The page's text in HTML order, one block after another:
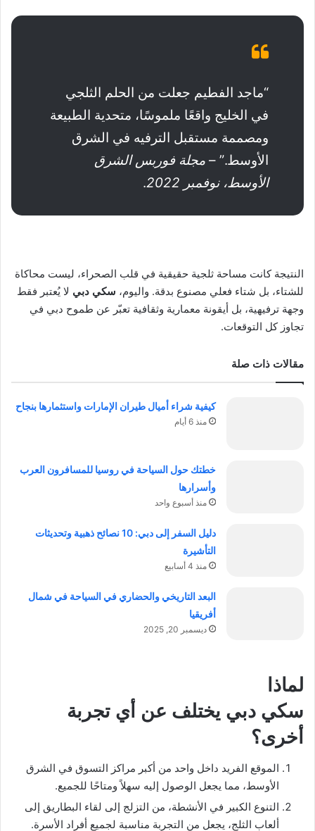
“ماجد الفطيم جعلت من الحلم الثلجي
في الخليج واقعًا ملموسًا، متحدية الطبيعة
ومصممة مستقبل الترفيه في الشرق
الأوسط.” – مجلة فوربس الشرق
الأوسط، نوفمبر 2022
.
النتيجة كانت مساحة ثلجية حقيقية في قلب الصحراء، ليست محاكاة
للشتاء، بل شتاء فعلي مصنوع بدقة. واليوم، سكي دبي لا يُعتبر فقط
وجهة ترفيهية، بل أيقونة معمارية وثقافية تعبّر عن طموح دبي في
تجاوز كل التوقعات.
مقالات ذات صلة
كيفية شراء أميال طيران الإمارات واستثمارها بنجاح
منذ 6 أيام
خطتك حول السياحة في روسيا للمسافرون العرب
وأسرارها
منذ أسبوع واحد
دليل السفر إلى دبي: 10 نصائح ذهبية وتحديثات
التأشيرة
منذ 4 أسابيع
البعد التاريخي والحضاري في السياحة في شمال
أفريقيا
ديسمبر 20, 2025
لماذا
سكي دبي يختلف عن أي تجربة
أخرى؟
الموقع الفريد داخل واحد من أكبر مراكز التسوق في الشرق
الأوسط، مما يجعل الوصول إليه سهلاً ومتاحًا للجميع.
التنوع الكبير في الأنشطة، من التزلج إلى لقاء البطاريق إلى
ألعاب الثلج، يجعل من التجربة مناسبة لجميع أفراد الأسرة.